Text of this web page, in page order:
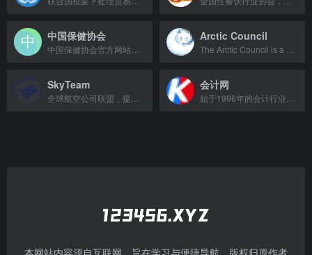
中国保健协会 Arctic Council
SkyTeam 会计网